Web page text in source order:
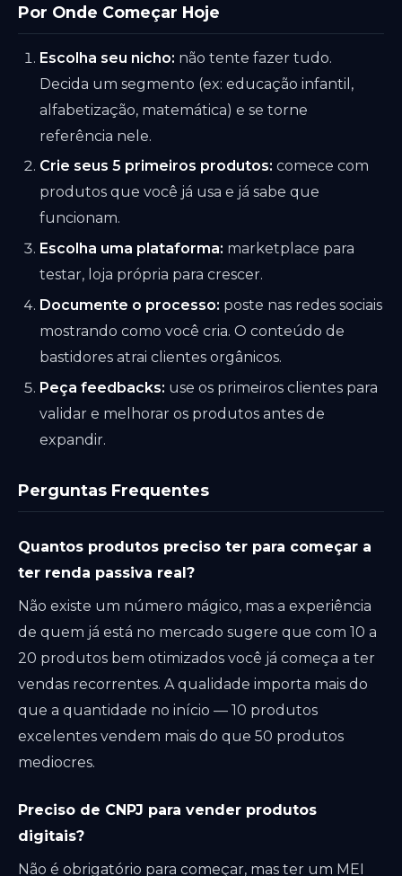
Por Onde Começar Hoje
Escolha seu nicho: não tente fazer tudo.
Decida um segmento (ex: educação infantil,
alfabetização, matemática) e se torne
referência nele.
Crie seus 5 primeiros produtos: comece com
produtos que você já usa e já sabe que
funcionam.
Escolha uma plataforma: marketplace para
testar, loja própria para crescer.
Documente o processo: poste nas redes sociais
mostrando como você cria. O conteúdo de
bastidores atrai clientes orgânicos.
Peça feedbacks: use os primeiros clientes para
validar e melhorar os produtos antes de
expandir.
Perguntas Frequentes
Quantos produtos preciso ter para começar a
ter renda passiva real?
Não existe um número mágico, mas a experiência
de quem já está no mercado sugere que com 10 a
20 produtos bem otimizados você já começa a ter
vendas recorrentes. A qualidade importa mais do
que a quantidade no início — 10 produtos
excelentes vendem mais do que 50 produtos
mediocres.
Preciso de CNPJ para vender produtos
digitais?
Não é obrigatório para começar, mas ter um MEI